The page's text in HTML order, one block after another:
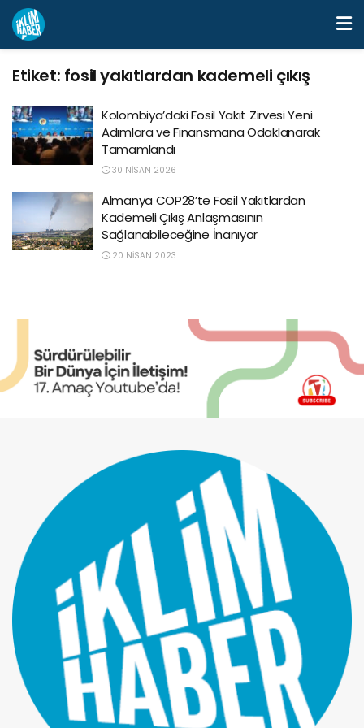
Etiket: fosil yakıtlardan kademeli çıkış
Kolombiya’daki Fosil Yakıt Zirvesi Yeni
Adımlara ve Finansmana Odaklanarak
Tamamlandı
30 NISAN 2026
Almanya COP28’te Fosil Yakıtlardan
Kademeli Çıkış Anlaşmasının
Sağlanabileceğine İnanıyor
20 NISAN 2023